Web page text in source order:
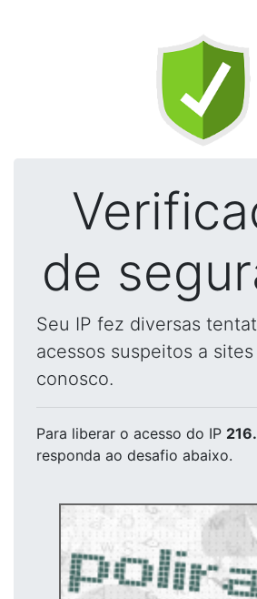
de
Seu IP fez diversas
acessos suspeitos a
conosco.
Para liberar o acesso do IP
responda ao desafio abaixo.